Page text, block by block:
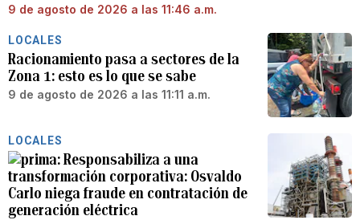
9 de agosto de 2026 a las 11:46 a.m.
LOCALES
Racionamiento pasa a sectores de la
Zona 1: esto es lo que se sabe
9 de agosto de 2026 a las 11:11 a.m.
LOCALES
Responsabiliza a una
transformación corporativa: Osvaldo
Carlo niega fraude en contratación de
generación eléctrica